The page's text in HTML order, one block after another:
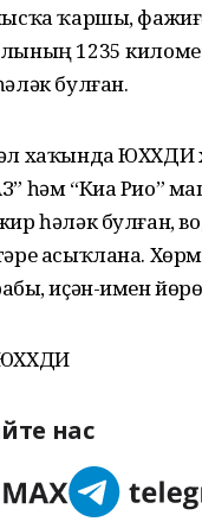
ҡаршы,
1235
булған.
хаҡында ЮХХДИ
һәм “Киа Рио”
һәләк булған,
асыҡлана.
иҫән-имен
нас